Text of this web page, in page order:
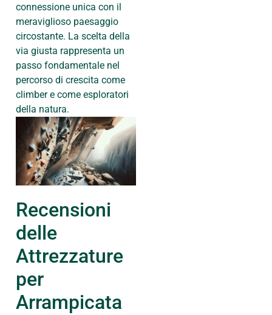
connessione unica con il
meraviglioso paesaggio
circostante. La scelta della
via giusta rappresenta un
passo fondamentale nel
percorso di crescita come
climber e come esploratori
della natura.
Recensioni
delle
Attrezzature
per
Arrampicata